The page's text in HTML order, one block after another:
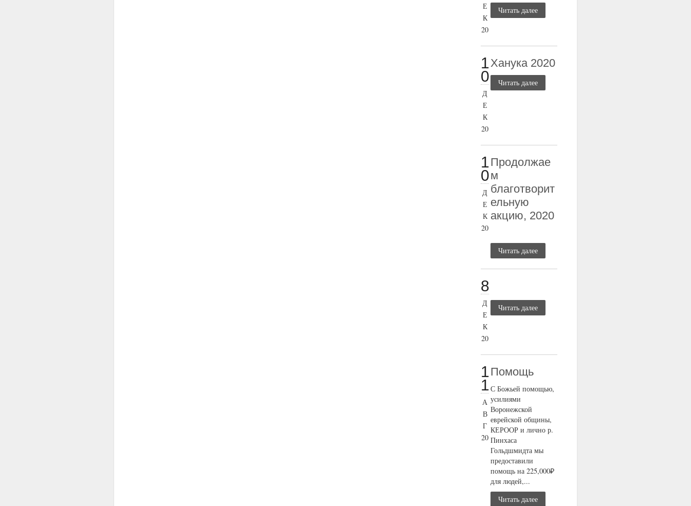
Е
К
20
Читать далее
1
0
Д
Е
К
20
Ханука 2020
Читать далее
1
0
Д
Е
К
20
Продолжае
м
благотворит
ельную
акцию, 2020
Читать далее
8
Д
Е
К
20
Читать далее
1
1
А
В
Г
20
Помощь
С Божьей помощью,
усилиями
Воронежской
еврейской общины,
КЕРООР и лично р.
Пинхаса
Гольдшмидта мы
предоставили
помощь на 225,000₽
для людей,...
Читать далее